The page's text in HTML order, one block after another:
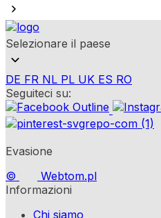
Selezionare il paese
DE FR NL PL UK ES RO
Seguiteci su:
Evasione
©
Webtom.pl
Informazioni
Chi siamo